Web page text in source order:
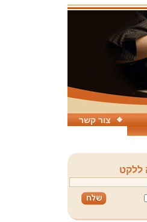
צור קשר
ללקט